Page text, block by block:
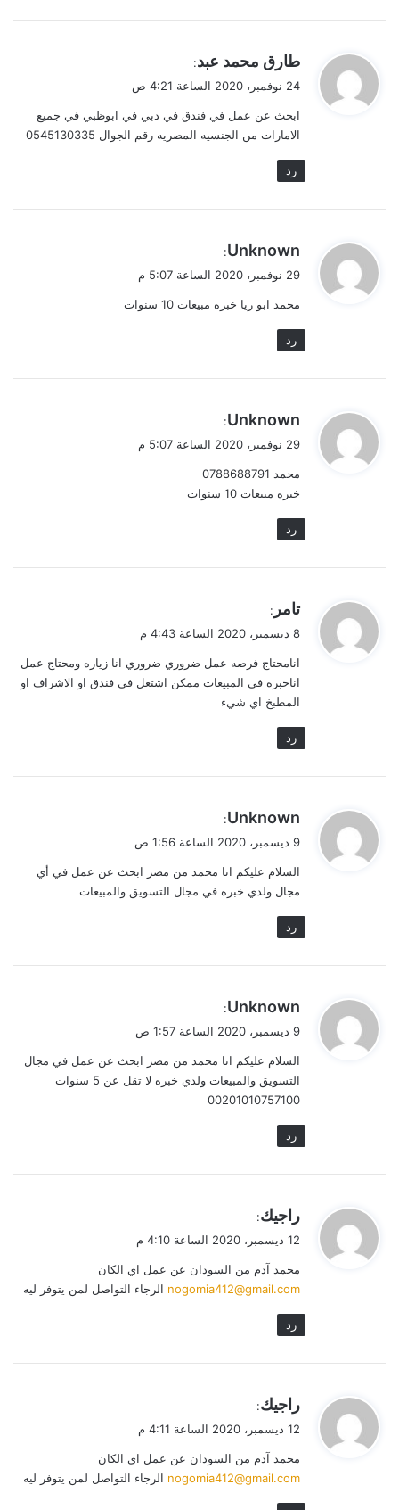
ي
ق
ل
طارق محمد عبد:
24 نوفمبر، 2020 الساعة 4:21 ص
ابحث عن عمل في فندق في دبي في ابوظبي في جميع
الامارات من الجنسيه المصريه رقم الجوال 0545130335
رد
ي
ق
ل
Unknown
:
29 نوفمبر، 2020 الساعة 5:07 م
محمد ابو ريا خبره مبيعات 10 سنوات
رد
ي
ق
ل
Unknown
:
29 نوفمبر، 2020 الساعة 5:07 م
محمد 0788688791
خبره مبيعات 10 سنوات
رد
ي
ق
ل
تامر :
8 ديسمبر، 2020 الساعة 4:43 م
انامحتاج فرصه عمل ضروري ضروري انا زياره ومحتاج عمل
اناخبره في المبيعات ممكن اشتغل في فندق او الاشراف او
المطبخ اي شيء
رد
ي
ق
ل
Unknown
:
9 ديسمبر، 2020 الساعة 1:56 ص
السلام عليكم انا محمد من مصر ابحث عن عمل في أي
مجال ولدي خبره في مجال التسويق والمبيعات
رد
ي
ق
ل
Unknown
:
9 ديسمبر، 2020 الساعة 1:57 ص
السلام عليكم انا محمد من مصر ابحث عن عمل في مجال
التسويق والمبيعات ولدي خبره لا تقل عن 5 سنوات
00201010757100
رد
ق
ل
راجيك:
12 ديسمبر، 2020 الساعة 4:10 م
محمد آدم من السودان عن عمل اي الكان
nogomia412@gmail.com الرجاء التواصل لمن يتوفر ليه
رد
ق
ل
راجيك:
12 ديسمبر، 2020 الساعة 4:11 م
محمد آدم من السودان عن عمل اي الكان
nogomia412@gmail.com الرجاء التواصل لمن يتوفر ليه